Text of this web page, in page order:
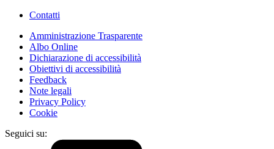
Contatti
Amministrazione Trasparente
Albo Online
Dichiarazione di accessibilità
Obiettivi di accessibilità
Feedback
Note legali
Privacy Policy
Cookie
Seguici su: